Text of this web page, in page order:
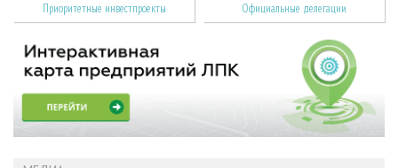
Приоритетные инвестпроекты Официальные делегации